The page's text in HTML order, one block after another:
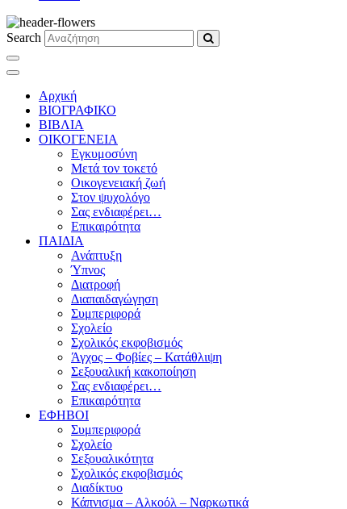
Search
Αρχική
ΒΙΟΓΡΑΦΙΚΟ
ΒΙΒΛΙΑ
ΟΙΚΟΓΕΝΕΙΑ
Εγκυμοσύνη
Μετά τον τοκετό
Οικογενειακή ζωή
Στον ψυχολόγο
Σας ενδιαφέρει…
Επικαιρότητα
ΠΑΙΔΙΑ
Ανάπτυξη
Ύπνος
Διατροφή
Διαπαιδαγώγηση
Συμπεριφορά
Σχολείο
Σχολικός εκφοβισμός
Άγχος – Φοβίες – Κατάθλιψη
Σεξουαλική κακοποίηση
Σας ενδιαφέρει…
Επικαιρότητα
ΕΦΗΒΟΙ
Συμπεριφορά
Σχολείο
Σεξουαλικότητα
Σχολικός εκφοβισμός
Διαδίκτυο
Κάπνισμα – Αλκοόλ – Ναρκωτικά